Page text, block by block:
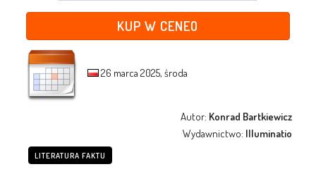
KUP W CENEO
26 marca 2025, środa
Autor: Konrad Bartkiewicz
Wydawnictwo: Illuminatio
LITERATURA FAKTU